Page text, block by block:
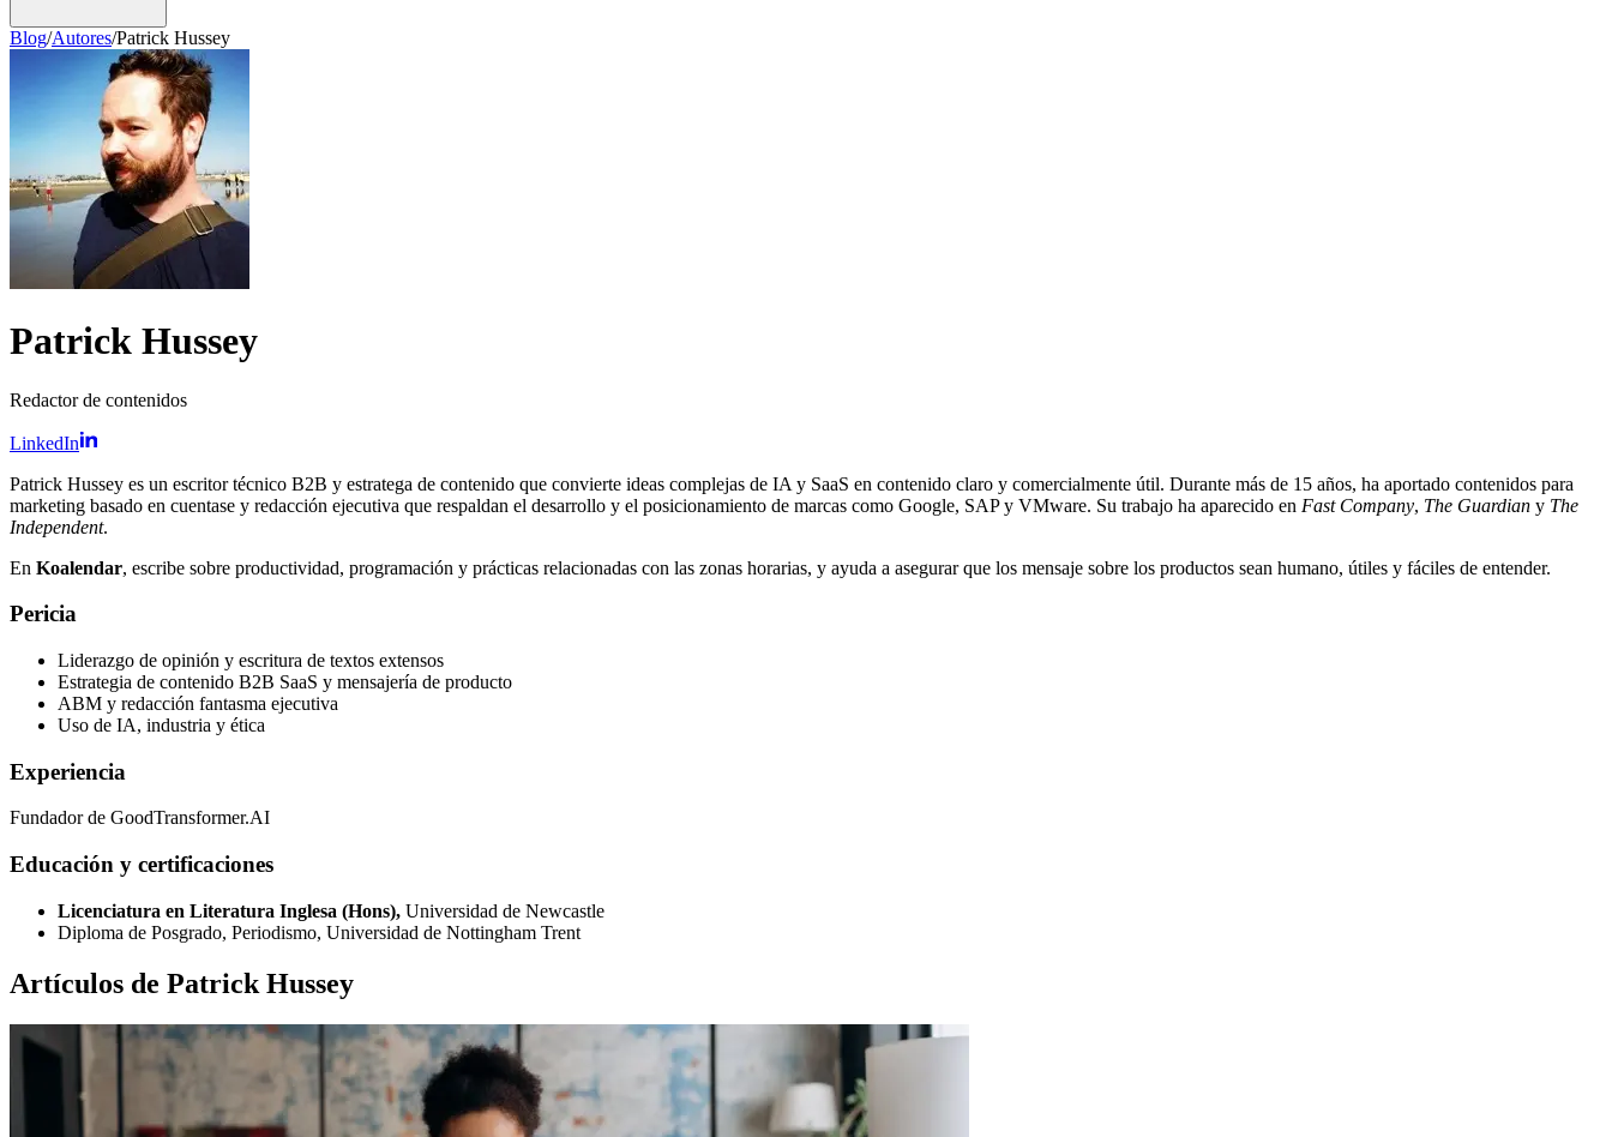
Blog/Autores/Patrick Hussey
Patrick Hussey
Redactor de contenidos
LinkedIn
Patrick Hussey es un escritor técnico B2B y estratega de contenido que convierte ideas complejas de IA y SaaS en contenido claro y comercialmente útil. Durante más de 15 años, ha aportado contenidos para
marketing basado en cuentase y redacción ejecutiva que respaldan el desarrollo y el posicionamiento de marcas como Google, SAP y VMware. Su trabajo ha aparecido en Fast Company, The Guardian y The
Independent.
En Koalendar, escribe sobre productividad, programación y prácticas relacionadas con las zonas horarias, y ayuda a asegurar que los mensaje sobre los productos sean humano, útiles y fáciles de entender.
Pericia
Liderazgo de opinión y escritura de textos extensos
Estrategia de contenido B2B SaaS y mensajería de producto
ABM y redacción fantasma ejecutiva
Uso de IA, industria y ética
Experiencia
Fundador de GoodTransformer.AI
Educación y certificaciones
Licenciatura en Literatura Inglesa (Hons), Universidad de Newcastle
Diploma de Posgrado, Periodismo, Universidad de Nottingham Trent
Artículos de Patrick Hussey